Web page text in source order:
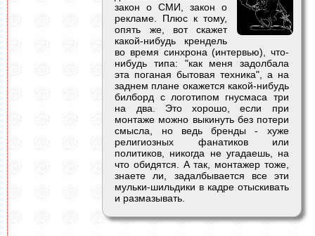
закон о СМИ, закон о
рекламе. Плюс к тому,
опять же, вот скажет
какой-нибудь крендель
во время синхрона (интервью), что-
нибудь типа: "как меня задолбала
эта поганая бытовая техника", а на
заднем плане окажется какой-нибудь
билборд с логотипом гнусмаса три
на два. Это хорошо, если при
монтаже можно выкинуть без потери
смысла, но ведь бренды - хуже
религиозных фанатиков или
политиков, никогда не угадаешь, на
что обидятся. А так, монтажер тоже,
знаете ли, задалбывается все эти
мульки-шильдики в кадре отыскивать
и размазывать.